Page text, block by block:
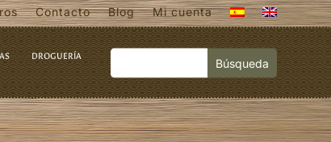
Contacto Blog Mi cuenta
DROGUERÍA